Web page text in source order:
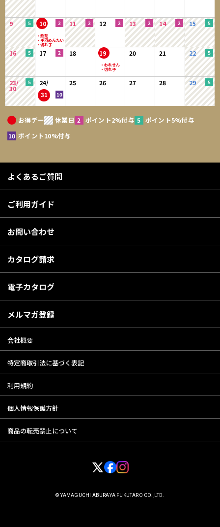
9 10 11 12 13 14 15
16 17 18 19 20 21 22
23/
30
24/
31
25 26 27 28 29
お得デー 休業日 ポイント2%付与
ポイント5%付与
ポイント10%付与
よくあるご質問
ご利用ガイド
お問い合わせ
カタログ請求
電子カタログ
メルマガ登録
会社概要
特定商取引法に基づく表記
利用規約
個人情報保護方針
商品の転売禁止について
© YAMAGUCHI ABURAYA FUKUTARO CO.,LTD.